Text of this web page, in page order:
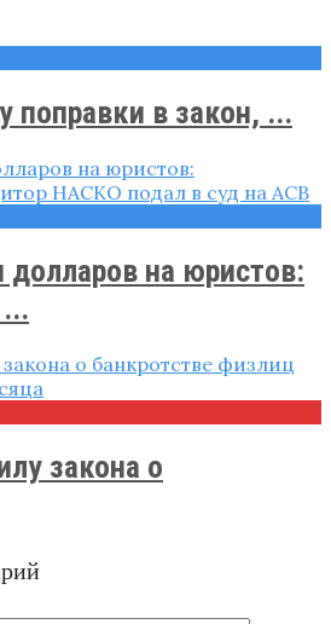
поправки в закон, ...
на юристов:
закона о